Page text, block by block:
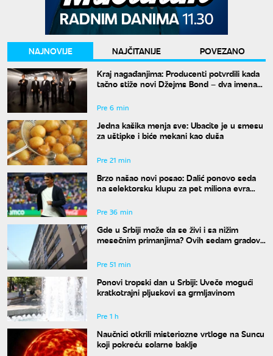
NAJNOVIJE NAJČITANIJE
POVEZANO
Kraj nagađanjima: Producenti potvrdili kada
tačno stiže novi Džejms Bond – dva imena
Pre 6 min
Jedna kašika menja sve: Ubacite je u smesu
za uštipke i biće mekani kao duša
Pre 21 min
Brzo našao novi posao: Dalić ponovo seda
na selektorsku klupu za pet miliona evra
Pre 36 min
Gde u Srbiji može da se živi i sa nižim
mesečnim primanjima? Ovih sedam gradova
Pre 51 min
Ponovi tropski dan u Srbiji: Uveče mogući
kratkotrajni pljuskovi sa grmljavinom
Pre 1 h
Naučnici otkrili misteriozne vrtloge na Suncu
koji pokreću solarne baklje